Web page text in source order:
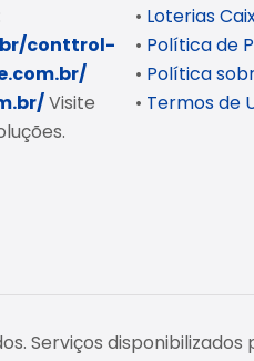
conttrol-
Visite
• Loterias
• Política de
• Política
• Termos de
disponibilizados